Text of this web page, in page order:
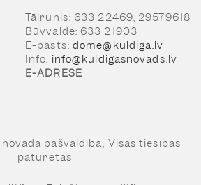
Tālrunis: 633 22469, 29579618
Būvvalde: 633 21903
E-pasts: dome@kuldiga.lv
Info: info@kuldigasnovads.lv
E-ADRESE
pašvaldība, Visas tiesības
paturētas